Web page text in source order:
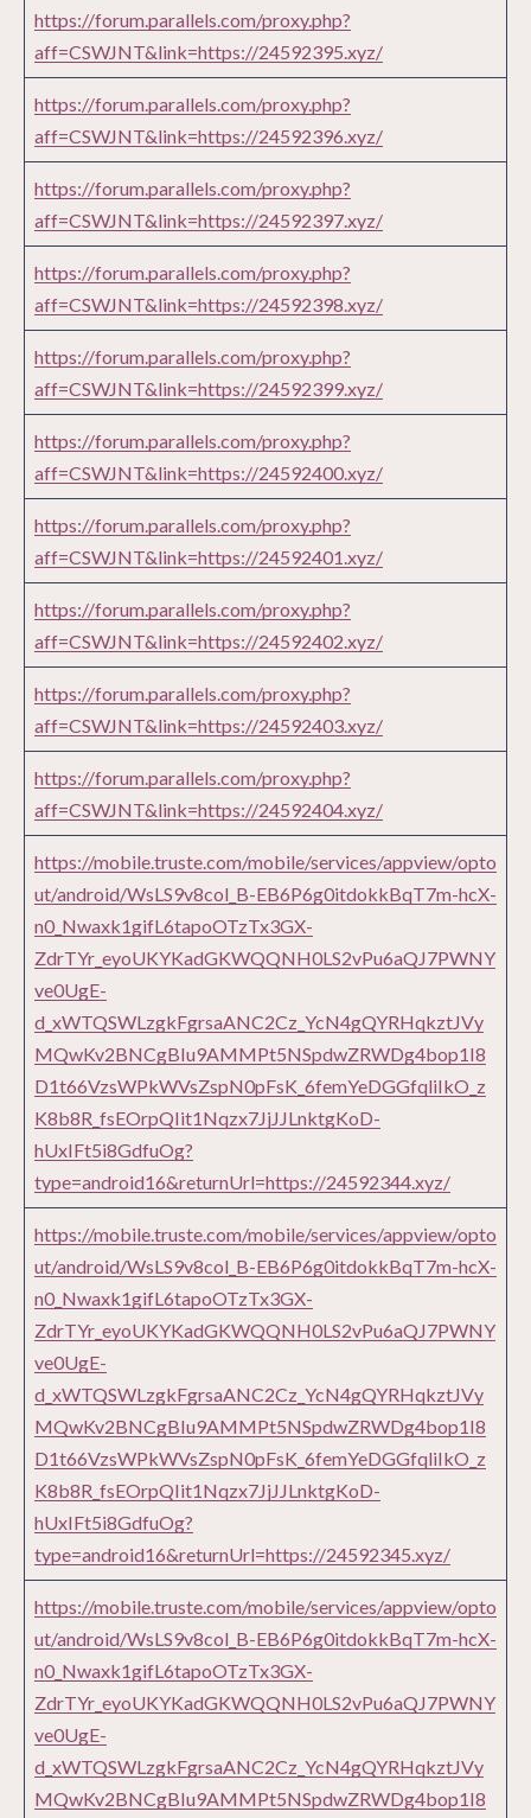
https://forum.parallels.com/proxy.php?
aff=CSWJNT&link=https://24592395.xyz/
https://forum.parallels.com/proxy.php?
aff=CSWJNT&link=https://24592396.xyz/
https://forum.parallels.com/proxy.php?
aff=CSWJNT&link=https://24592397.xyz/
https://forum.parallels.com/proxy.php?
aff=CSWJNT&link=https://24592398.xyz/
https://forum.parallels.com/proxy.php?
aff=CSWJNT&link=https://24592399.xyz/
https://forum.parallels.com/proxy.php?
aff=CSWJNT&link=https://24592400.xyz/
https://forum.parallels.com/proxy.php?
aff=CSWJNT&link=https://24592401.xyz/
https://forum.parallels.com/proxy.php?
aff=CSWJNT&link=https://24592402.xyz/
https://forum.parallels.com/proxy.php?
aff=CSWJNT&link=https://24592403.xyz/
https://forum.parallels.com/proxy.php?
aff=CSWJNT&link=https://24592404.xyz/
https://mobile.truste.com/mobile/services/appview/opto
ut/android/WsLS9v8col_B-EB6P6g0itdokkBqT7m-hcX-
n0_Nwaxk1gifL6tapoOTzTx3GX-
ZdrTYr_eyoUKYKadGKWQQNH0LS2vPu6aQJ7PWNY
ve0UgE-
d_xWTQSWLzgkFgrsaANC2Cz_YcN4gQYRHqkztJVy
MQwKv2BNCgBIu9AMMPt5NSpdwZRWDg4bop1I8
D1t66VzsWPkWVsZspN0pFsK_6femYeDGGfqliIkO_z
K8b8R_fsEOrpQIit1Nqzx7JjJJLnktgKoD-
hUxIFt5i8GdfuOg?
type=android16&returnUrl=https://24592344.xyz/
https://mobile.truste.com/mobile/services/appview/opto
ut/android/WsLS9v8col_B-EB6P6g0itdokkBqT7m-hcX-
n0_Nwaxk1gifL6tapoOTzTx3GX-
ZdrTYr_eyoUKYKadGKWQQNH0LS2vPu6aQJ7PWNY
ve0UgE-
d_xWTQSWLzgkFgrsaANC2Cz_YcN4gQYRHqkztJVy
MQwKv2BNCgBIu9AMMPt5NSpdwZRWDg4bop1I8
D1t66VzsWPkWVsZspN0pFsK_6femYeDGGfqliIkO_z
K8b8R_fsEOrpQIit1Nqzx7JjJJLnktgKoD-
hUxIFt5i8GdfuOg?
type=android16&returnUrl=https://24592345.xyz/
https://mobile.truste.com/mobile/services/appview/opto
ut/android/WsLS9v8col_B-EB6P6g0itdokkBqT7m-hcX-
n0_Nwaxk1gifL6tapoOTzTx3GX-
ZdrTYr_eyoUKYKadGKWQQNH0LS2vPu6aQJ7PWNY
ve0UgE-
d_xWTQSWLzgkFgrsaANC2Cz_YcN4gQYRHqkztJVy
MQwKv2BNCgBIu9AMMPt5NSpdwZRWDg4bop1I8